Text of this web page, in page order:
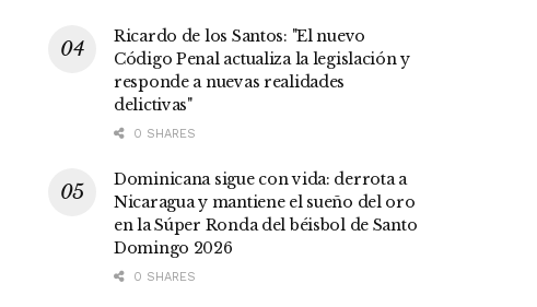
Ricardo de los Santos: "El nuevo
Código Penal actualiza la legislación y
responde a nuevas realidades
delictivas"
0 SHARES
Dominicana sigue con vida: derrota a
Nicaragua y mantiene el sueño del oro
en la Súper Ronda del béisbol de Santo
Domingo 2026
0 SHARES